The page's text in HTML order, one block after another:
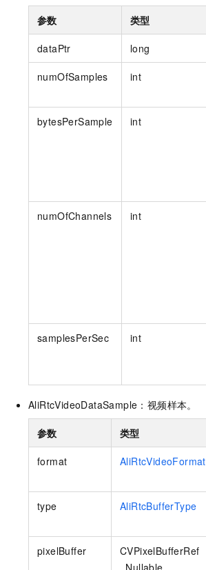
参数 类型
dataPtr long
numOfSamples int
bytesPerSample int
numOfChannels int
samplesPerSec int
AliRtcVideoDataSample：视频样本。
参数 类型
format AliRtcVideoFormat
type AliRtcBufferType
pixelBuffer
CVPixelBufferRef